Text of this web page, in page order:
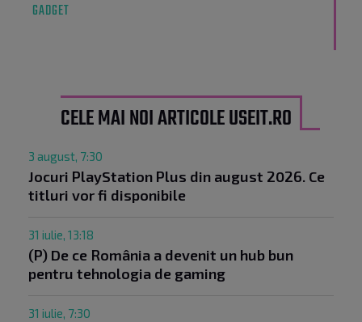
GADGET
CELE MAI NOI ARTICOLE USEIT.RO
3 august, 7:30
Jocuri PlayStation Plus din august 2026. Ce
titluri vor fi disponibile
31 iulie, 13:18
(P) De ce România a devenit un hub bun
pentru tehnologia de gaming
31 iulie, 7:30